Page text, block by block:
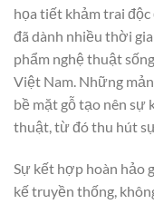
họa tiết khảm trai độc
đã dành nhiều thời
phẩm nghệ thuật
Việt Nam. Những
bề mặt gỗ tạo nên sự
thuật, từ đó thu hút
Sự kết hợp hoàn hảo
kế truyền thống,